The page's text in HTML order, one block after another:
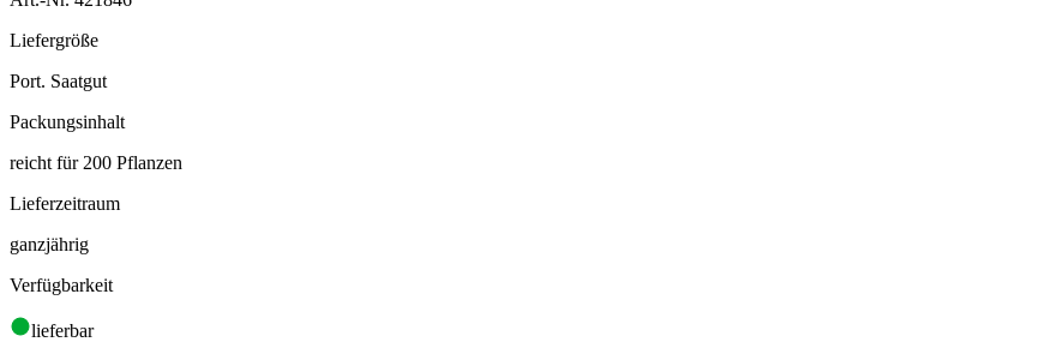
Liefergröße
Port. Saatgut
Packungsinhalt
reicht für 200 Pflanzen
Lieferzeitraum
ganzjährig
Verfügbarkeit
lieferbar